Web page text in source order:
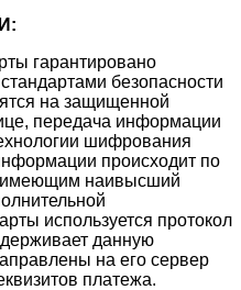
гарантировано
безопасности
на защищенной
передача информации
шифрования
происходит по
имеющим наивысший
используется протокол
данную
на его сервер
платежа.